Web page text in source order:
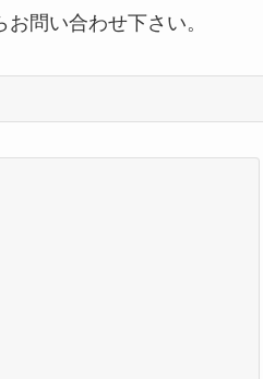
問い合わせ下さい。